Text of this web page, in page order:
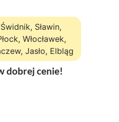
Sławin,
Włocławek,
Jasło, Elbląg
dobrej cenie!